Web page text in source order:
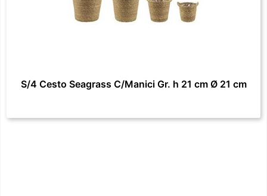
S/4 Cesto Seagrass C/Manici Gr. h 21 cm Ø 21 cm